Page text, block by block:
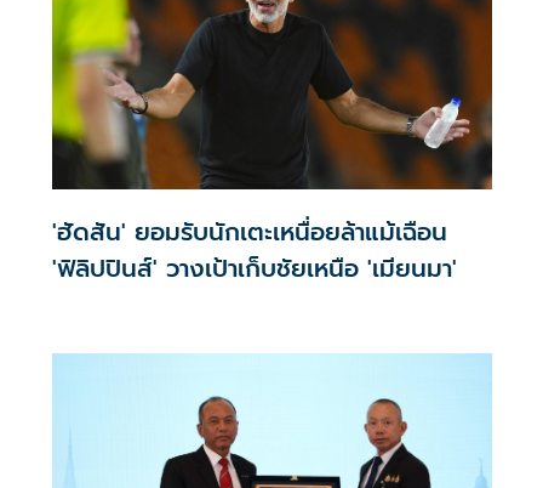
'ฮัดสัน' ยอมรับนักเตะเหนื่อยล้าแม้เฉือน
'ฟิลิปปินส์' วางเป้าเก็บชัยเหนือ 'เมียนมา'